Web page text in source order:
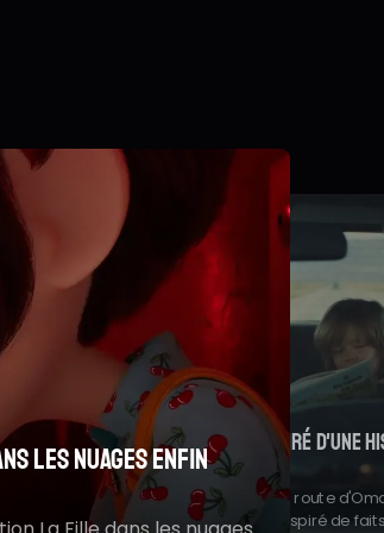
d'une histoire vraie
Le nouveau Fantômas dévoile un
mystérieux avec Guillaume Canet
Le nouveau Fantômas dévoile son
Guillaume Canet dans le rôle du célèbre
Sorties cinéma
Man: Brand New
merveilleux"...
Retrouvez tous les
semaine.